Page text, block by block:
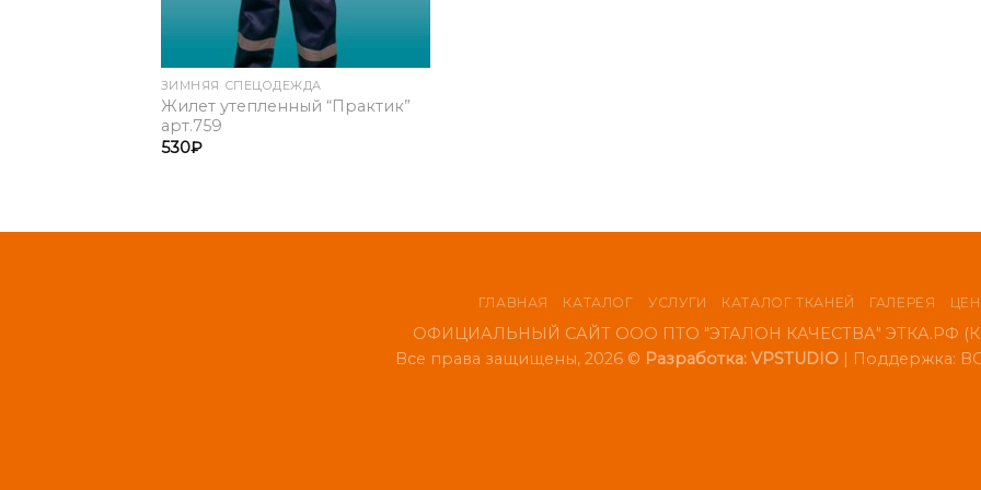
ЗИМНЯЯ СПЕЦОДЕЖДА
Жилет утепленный “Практик”
арт.759
530₽
ГЛАВНАЯ КАТАЛОГ УСЛУГИ КАТАЛОГ ТКАНЕЙ ГАЛЕРЕЯ
ОФИЦИАЛЬНЫЙ САЙТ ООО ПТО "ЭТАЛОН КАЧЕСТВА" ЭТКА.РФ
Все права защищены, 2026 © Разработка: VPSTUDIO | Поддержка: